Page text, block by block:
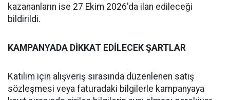
kazananların ise 27 Ekim 2026'da ilan edileceği
bildirildi.
KAMPANYADA DİKKAT EDİLECEK ŞARTLAR
Katılım için alışveriş sırasında düzenlenen satış
sözleşmesi veya faturadaki bilgilerle kampanyaya